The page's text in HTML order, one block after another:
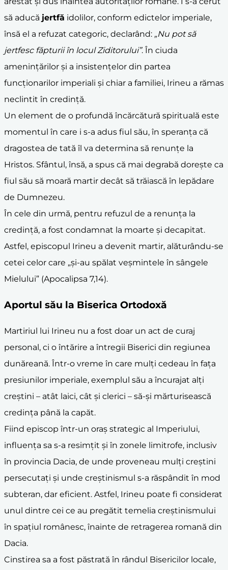
să aducă jertfă idolilor, conform edictelor imperiale,
însă el a refuzat categoric, declarând: „Nu pot să
jertfesc făpturii în locul Ziditorului”. În ciuda
amenințărilor și a insistențelor din partea
funcționarilor imperiali și chiar a familiei, Irineu a rămas
neclintit în credință.
Un element de o profundă încărcătură spirituală este
momentul în care i s-a adus fiul său, în speranța că
dragostea de tată îl va determina să renunțe la
Hristos. Sfântul, însă, a spus că mai degrabă dorește ca
fiul său să moară martir decât să trăiască în lepădare
de Dumnezeu.
În cele din urmă, pentru refuzul de a renunța la
credință, a fost condamnat la moarte și decapitat.
Astfel, episcopul Irineu a devenit martir, alăturându-se
cetei celor care „și-au spălat veșmintele în sângele
Mielului” (Apocalipsa 7,14).
Aportul său la Biserica Ortodoxă
Martiriul lui Irineu nu a fost doar un act de curaj
personal, ci o întărire a întregii Biserici din regiunea
dunăreană. Într-o vreme în care mulți cedeau în fața
presiunilor imperiale, exemplul său a încurajat alți
creștini – atât laici, cât și clerici – să-și mărturisească
credința până la capăt.
Fiind episcop într-un oraș strategic al Imperiului,
influența sa s-a resimțit și în zonele limitrofe, inclusiv
în provincia Dacia, de unde proveneau mulți creștini
persecutați și unde creștinismul s-a răspândit în mod
subteran, dar eficient. Astfel, Irineu poate fi considerat
unul dintre cei ce au pregătit temelia creștinismului
în spațiul românesc, înainte de retragerea romană din
Dacia.
Cinstirea sa a fost păstrată în rândul Bisericilor locale,